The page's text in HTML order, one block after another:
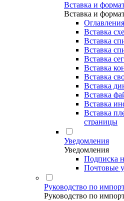
Вставка и
Вставка и
Оглавления
Вставка
Вставка
Вставка
Вставка
Вставка
Вставка
Вставка
Вставка
Вставка
Вставка
страницы
Уведомления
Уведомления
Подписка
Почтовые
Руководство по
Руководство по